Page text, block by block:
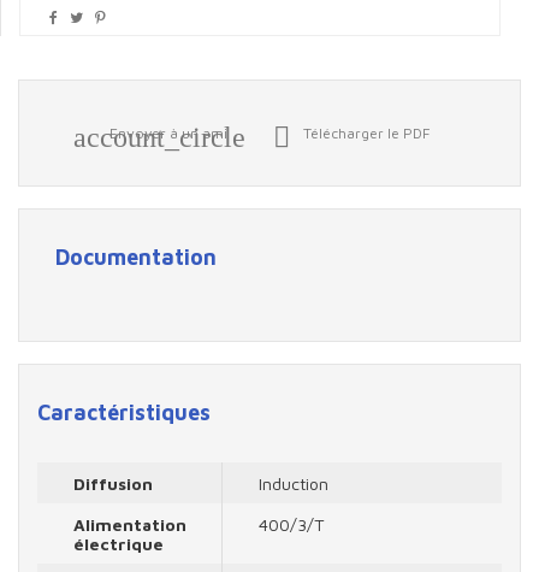
account_circle
Envoyer à un ami  Télécharger le PDF
Documentation
Caractéristiques
Diffusion
Induction
Alimentation
électrique
400/3/T